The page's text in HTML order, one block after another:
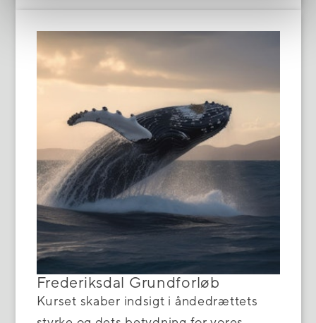
Frederiksdal Grundforløb
Kurset skaber indsigt i åndedrættets